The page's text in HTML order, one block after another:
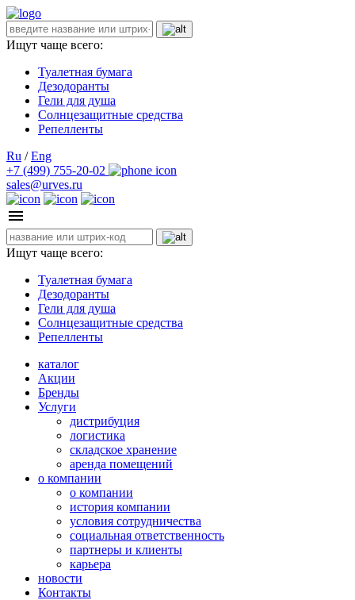
Ищут чаще всего:
Туалетная бумага
Дезодоранты
Гели для душа
Солнцезащитные средства
Репелленты
Ru / Eng
+7 (499) 755-20-02
sales@urves.ru
Ищут чаще всего:
Туалетная бумага
Дезодоранты
Гели для душа
Солнцезащитные средства
Репелленты
каталог
Акции
Бренды
Услуги
дистрибуция
логистика
складское хранение
аренда помещений
о компании
о компании
история компании
условия сотрудничества
социальная ответственность
партнеры и клиенты
карьера
новости
Контакты